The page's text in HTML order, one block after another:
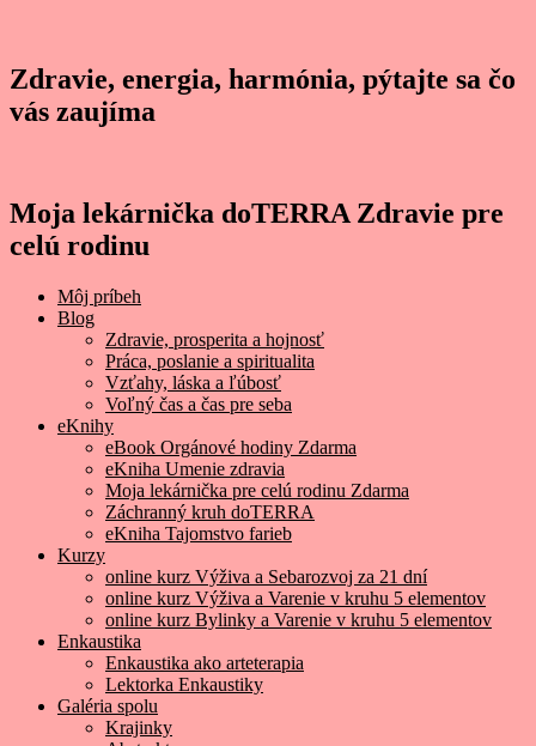
Zdravie, energia, harmónia, pýtajte sa čo
vás zaujíma
Moja lekárnička doTERRA Zdravie pre
celú rodinu
Môj príbeh
Blog
Zdravie, prosperita a hojnosť
Práca, poslanie a spiritualita
Vzťahy, láska a ľúbosť
Voľný čas a čas pre seba
eKnihy
eBook Orgánové hodiny Zdarma
eKniha Umenie zdravia
Moja lekárnička pre celú rodinu Zdarma
Záchranný kruh doTERRA
eKniha Tajomstvo farieb
Kurzy
online kurz Výživa a Sebarozvoj za 21 dní
online kurz Výživa a Varenie v kruhu 5 elementov
online kurz Bylinky a Varenie v kruhu 5 elementov
Enkaustika
Enkaustika ako arteterapia
Lektorka Enkaustiky
Galéria spolu
Krajinky